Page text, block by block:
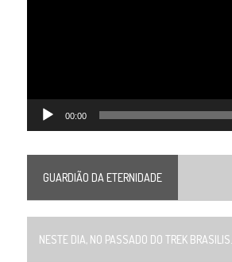
00:00
GUARDIÃO DA ETERNIDADE
NESTE DIA, NO PASSADO DO TREK BRASILIS...